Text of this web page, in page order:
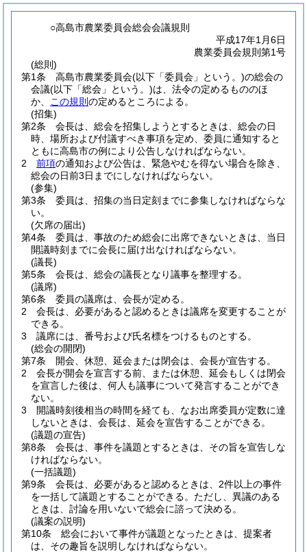
○高島市農業委員会総会会議規則
平成17年1月6日
農業委員会規則第1号
(総則)
第1条
高島市農業委員会(以下「委員会」という。)の総会の
会議(以下「総会」という。)は、法令の定めるもののほ
か、
この規則 の定めるところによる。
(招集)
第2条
会長は、総会を招集しようとするときは、総会の日
時、場所および付議すべき事項を定め、委員に通知すると
ともに高島市の例により公告しなければならない。
2
前項の通知および公告は、緊急やむを得ない場合を除き、
総会の日前3日までにしなければならない。
(参集)
第3条
委員は、招集の当日定刻までに参集しなければならな
い。
(欠席の届出)
第4条
委員は、事故のため総会に出席できないときは、当日
開議時刻までに会長に届け出なければならない。
(議長)
第5条
会長は、総会の議長となり議事を整理する。
(議席)
第6条
委員の議席は、会長が定める。
2
会長は、必要があると認めるときは議席を変更することが
できる。
3
議席には、番号および氏名標をつけるものとする。
(総会の開閉)
第7条
開会、休憩、延会または閉会は、会長が宣告する。
2
会長が開会を宣言する前、または休憩、延会もしくは閉会
を宣言した後は、何人も議事について発言することができ
ない。
3
開議時刻後相当の時間を経ても、なお出席委員が定数に達
しないときは、会長は、延会を宣告することができる。
(議題の宣告)
第8条
会長は、事件を議題とするときは、その旨を宣告しな
ければならない。
(一括議題)
第9条
会長は、必要があると認めるときは、2件以上の事件
を一括して議題とすることができる。 ただし、異議のある
ときは、討論を用いないで総会に諮って決める。
(議案の説明)
第10条
総会において事件が議題となったときは、提案者
は、その趣旨を説明しなければならない。